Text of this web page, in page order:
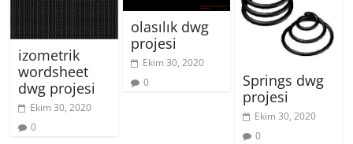
izometrik
wordsheet
dwg projesi
Ekim 30, 2020
0
olasılık dwg
projesi
Ekim 30, 2020
0
Springs dwg
projesi
Ekim 30, 2020
0